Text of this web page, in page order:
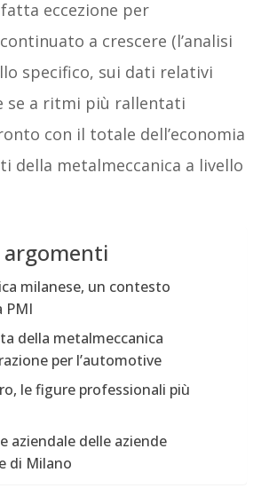
eccezione per
a crescere (l’analisi
specifico, sui dati relativi
se a ritmi più rallentati
con il totale dell’economia
della metalmeccanica a livello
argomenti
milanese, un contesto
PMI
della metalmeccanica
per l’automotive
le figure professionali più
aziendale delle aziende
di Milano